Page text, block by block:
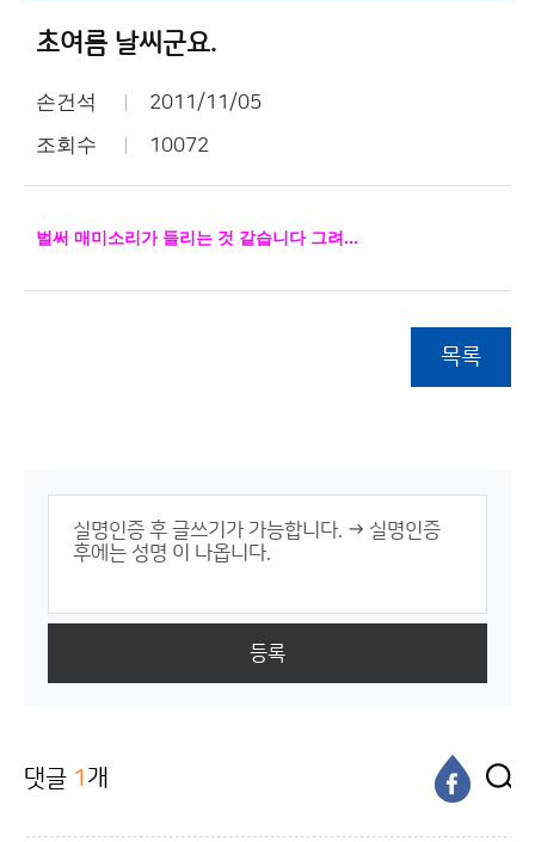
초여름 날씨군요.
손건석 2011/11/05
조회수 10072
벌써 매미소리가 들리는 것 같습니다 그려...
목록
등록
댓글 1 개